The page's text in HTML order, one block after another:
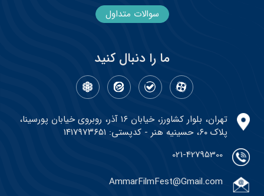
سوالات متداول
ما را دنبال کنید
تهران، بلوار کشاورز، خیابان ۱۶ آذر، روبروی خیابان پورسینا،
پلاک ۶۰، حسینیه هنر - کدپستی: ۱۴۱۷۹۷۳۶۵۱
021-42795300
AmmarFilmFest@Gmail.com